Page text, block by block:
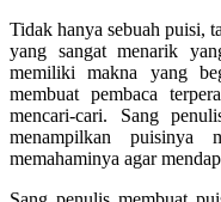
Tidak hanya sebuah puisi,
yang sangat menarik
memiliki makna yang
membuat pembaca
mencari-cari. Sang
menampilkan puisinya
memahaminya agar